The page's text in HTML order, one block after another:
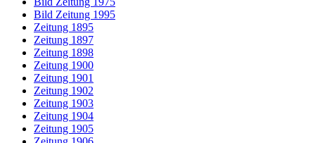
Bild Zeitung 1995
Zeitung 1895
Zeitung 1897
Zeitung 1898
Zeitung 1900
Zeitung 1901
Zeitung 1902
Zeitung 1903
Zeitung 1904
Zeitung 1905